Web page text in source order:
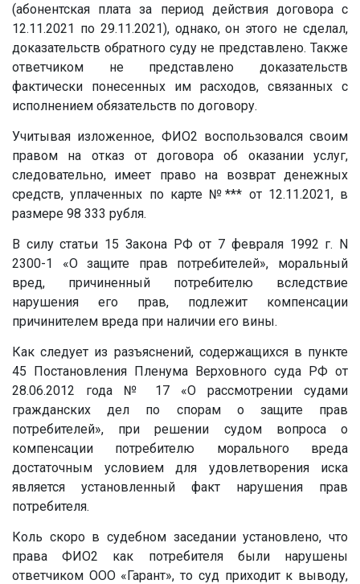
(абонентская плата за период действия договора с
12.11.2021 по 29.11.2021), однако, он этого не сделал,
доказательств обратного суду не представлено. Также
ответчиком не представлено доказательств
фактически понесенных им расходов, связанных с
исполнением обязательств по договору.
Учитывая изложенное, ФИО2 воспользовался своим
правом на отказ от договора об оказании услуг,
следовательно, имеет право на возврат денежных
средств, уплаченных по карте №*** от 12.11.2021, в
размере 98 333 рубля.
В силу статьи 15 Закона РФ от 7 февраля 1992 г. N
2300-1 «О защите прав потребителей», моральный
вред, причиненный потребителю вследствие
нарушения его прав, подлежит компенсации
причинителем вреда при наличии его вины.
Как следует из разъяснений, содержащихся в пункте
45 Постановления Пленума Верховного суда РФ от
28.06.2012 года № 17 «О рассмотрении судами
гражданских дел по спорам о защите прав
потребителей», при решении судом вопроса о
компенсации потребителю морального вреда
достаточным условием для удовлетворения иска
является установленный факт нарушения прав
потребителя.
Коль скоро в судебном заседании установлено, что
права ФИО2 как потребителя были нарушены
ответчиком ООО «Гарант», то суд приходит к выводу,